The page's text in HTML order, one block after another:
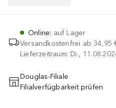
Online: auf Lager
Versandkostenfrei ab 34,95
Lieferzeitraum: Di.,
IN DEN
Douglas-Filiale
Filialverfügbarkeit prüfen